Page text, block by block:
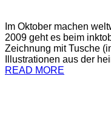
Im Oktober machen
2009 geht es beim
Zeichnung mit Tusche
Illustrationen aus der
READ MORE